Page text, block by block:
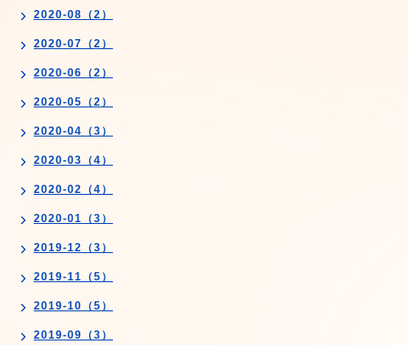
2020-08（2）
2020-07（2）
2020-06（2）
2020-05（2）
2020-04（3）
2020-03（4）
2020-02（4）
2020-01（3）
2019-12（3）
2019-11（5）
2019-10（5）
2019-09（3）